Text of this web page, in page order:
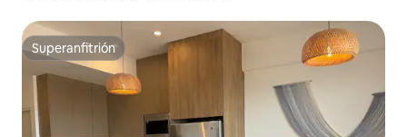
Superanfitrión
Superanfitrión